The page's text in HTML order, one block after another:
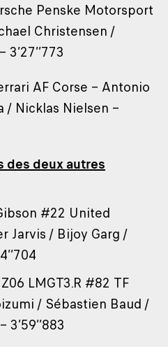
Penske Motorsport
Christensen /
AF Corse – Antonio
/ Nicklas Nielsen –
des deux autres
#22 United
Jarvis / Bijoy Garg /
LMGT3.R #82 TF
/ Sébastien Baud /